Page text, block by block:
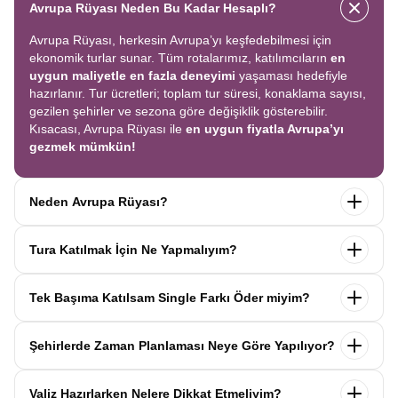
Avrupa Rüyası Neden Bu Kadar Hesaplı?
Avrupa Rüyası, herkesin Avrupa’yı keşfedebilmesi için
ekonomik turlar sunar. Tüm rotalarımız, katılımcıların en
uygun maliyetle en fazla deneyimi yaşaması hedefiyle
hazırlanır. Tur ücretleri; toplam tur süresi, konaklama sayısı,
gezilen şehirler ve sezona göre değişiklik gösterebilir.
Kısacası, Avrupa Rüyası ile en uygun fiyatla Avrupa’yı
gezmek mümkün!
Neden Avrupa Rüyası?
tek seferde birçok
ülkeyikeşfedin! Ekstra tur ücreti yok, tüm geziler fiyata
ile Avrupa’yı en keyifli şekilde yaşayın.
Tura Katılmak İçin Ne Yapmalıyım?
seyahat sözleşmesinionaylayın.İlk taksitiödediğinizde
Tek Başıma Katılsam Single Farkı Öder miyim?
katıldığınızda1000 Euro’ya varan single farkı
Şehirlerde Zaman Planlaması Neye Göre Yapılıyor?
uzman
Valiz Hazırlarken Nelere Dikkat Etmeliyim?